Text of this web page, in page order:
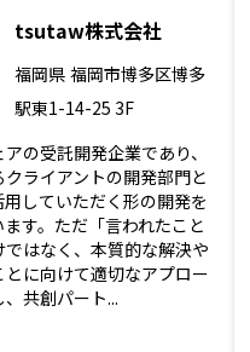
tsutaw株式会社
福岡県 福岡市博多区博多
駅東1-14-25 3F
の受託開発企業であり、
ライアントの開発部門と
用していただく形の開発を
す。ただ「言われたこと
ではなく、本質的な解決や
に向けて適切なアプロー
共創パート...